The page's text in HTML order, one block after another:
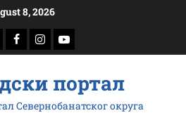
8, 2026
Фацебоок
Инстаграм
Yоутубе
портал
Севернобанатског округа